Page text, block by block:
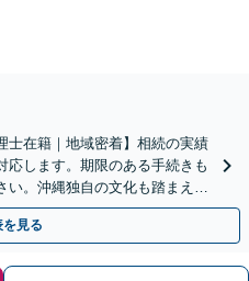
士在籍｜地域密着】相続の実績
応します。期限のある手続きも
い。沖縄独自の文化も踏まえ解
見る